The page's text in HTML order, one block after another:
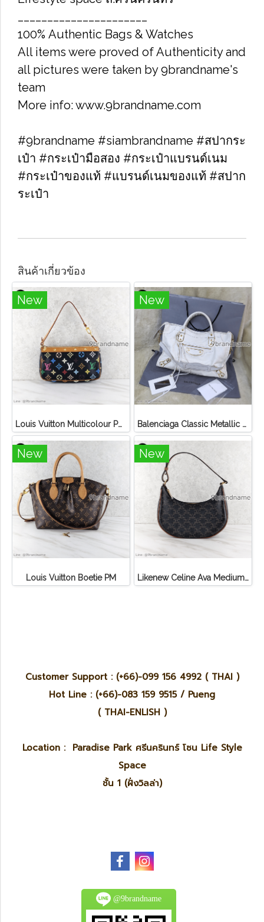
100% Authentic Bags & Watches
All items were proved of Authenticity and
all pictures were taken by 9brandname's
team
More info: www.9brandname.com
#9brandname #siambrandname #สปากระ
เป๋า #กระเป๋ามือสอง #กระเป๋าแบรนด์เนม
#กระเป๋าของแท้ #แบรนด์เนมของแท้ #สปาก
ระเป๋า
สินค้าเกี่ยวข้อง
New
Louis Vuitton Multicolour Pochette Canvas
New
Balenciaga Classic Metallic Edge City Bag
New
Louis Vuitton Boetie PM
New
Likenew Celine Ava Medium Triomphe Canvas
Customer Support : (+66)-099 156 4992 ( THAI )
Hot Line : (+66)-083 159 9515 / Pueng
( THAI-ENLISH )
Location : Paradise Park ศรีนครินทร์ โซน Life Style
Space
ชั้น 1 (ฝั่งวิลล่า)
@9brandname